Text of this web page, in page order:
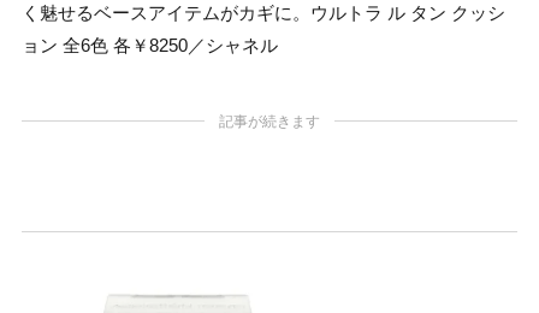
く魅せるベースアイテムがカギに。ウルトラ ル タン クッシ
ョン 全6色 各￥8250／シャネル
記事が続きます